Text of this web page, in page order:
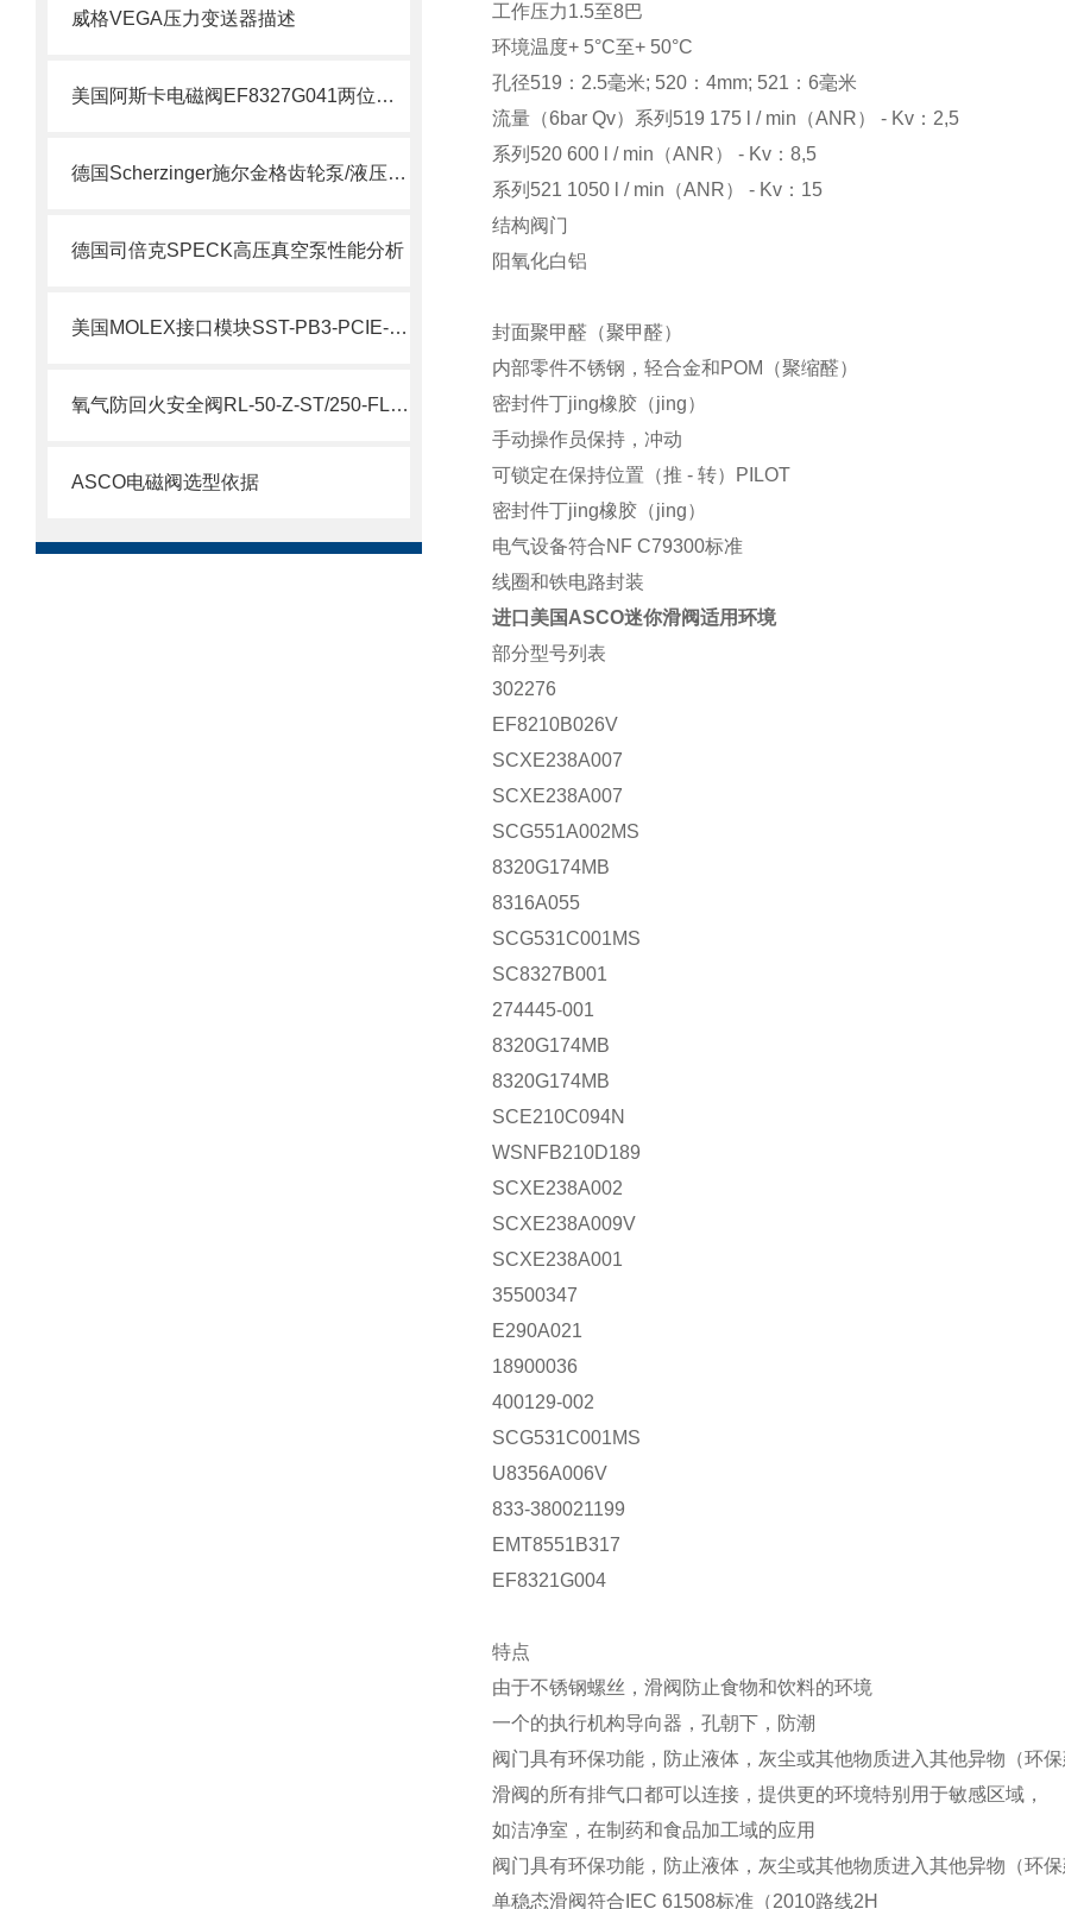
威格VEGA压力变送器描述
美国阿斯卡电磁阀EF8327G041两位四通技术
德国Scherzinger施尔金格齿轮泵/液压泵供应说明
德国司倍克SPECK高压真空泵性能分析
美国MOLEX接口模块SST-PB3-PCIE-2 产品解析
氧气防回火安全阀RL-50-Z-ST/250-FL参数
ASCO电磁阀选型依据
工作压力1.5至8巴
环境温度+ 5°C至+ 50°C
孔径519：2.5毫米; 520：4mm; 521：6毫米
流量（6bar Qv）系列519 175 l / min（ANR） - Kv：2,5
系列520 600 l / min（ANR） - Kv：8,5
系列521 1050 l / min（ANR） - Kv：15
结构阀门
阳氧化白铝
封面聚甲醛（聚甲醛）
内部零件不锈钢，轻合金和POM（聚缩醛）
密封件丁jing橡胶（jing）
手动操作员保持，冲动
可锁定在保持位置（推 - 转）PILOT
密封件丁jing橡胶（jing）
电气设备符合NF C79300标准
线圈和铁电路封装
进口美国ASCO迷你滑阀适用环境
部分型号列表
302276
EF8210B026V
SCXE238A007
SCXE238A007
SCG551A002MS
8320G174MB
8316A055
SCG531C001MS
SC8327B001
274445-001
8320G174MB
8320G174MB
SCE210C094N
WSNFB210D189
SCXE238A002
SCXE238A009V
SCXE238A001
35500347
E290A021
18900036
400129-002
SCG531C001MS
U8356A006V
833-380021199
EMT8551B317
EF8321G004
特点
由于不锈钢螺丝，滑阀防止食物和饮料的环境
一个的执行机构导向器，孔朝下，防潮
阀门具有环保功能，防止液体，灰尘或其他物质进入其他异物（环保
滑阀的所有排气口都可以连接，提供更的环境特别用于敏感区域，
如洁净室，在制药和食品加工域的应用
阀门具有环保功能，防止液体，灰尘或其他物质进入其他异物（环保
单稳态滑阀符合IEC 61508标准（2010路线2H